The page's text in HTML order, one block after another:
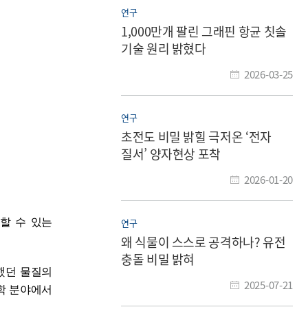
수 있는
던 물질의
분야에서
연구
1,000만개 팔린 그래핀 항균 칫솔
기술 원리 밝혔다
2026-03-25
연구
초전도 비밀 밝힐 극저온 ‘전자
질서’ 양자현상 포착
2026-01-20
연구
왜 식물이 스스로 공격하나? 유전
충돌 비밀 밝혀
2025-07-21